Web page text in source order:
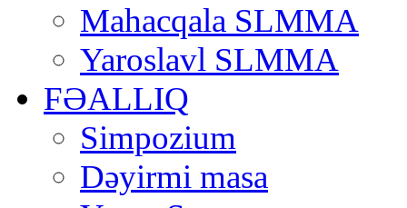
Mahacqala SLMMA
Yaroslavl SLMMA
FƏALLIQ
Simpozium
Dəyirmi masa